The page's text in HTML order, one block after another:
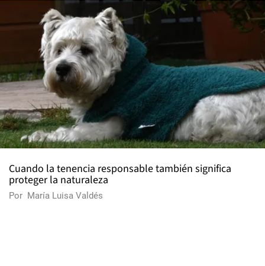
Cuando la tenencia responsable también significa
proteger la naturaleza
Por María Luisa Valdés